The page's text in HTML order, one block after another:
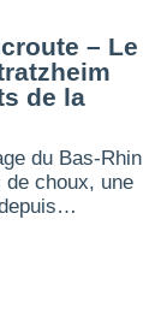
– Le
de la
du Bas-Rhin
choux, une